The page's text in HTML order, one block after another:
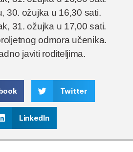
30. ožujka u 16,30 sati.
31. ožujka u 17,00 sati.
odmora učenika.
javiti roditeljima.
Twitter
LinkedIn